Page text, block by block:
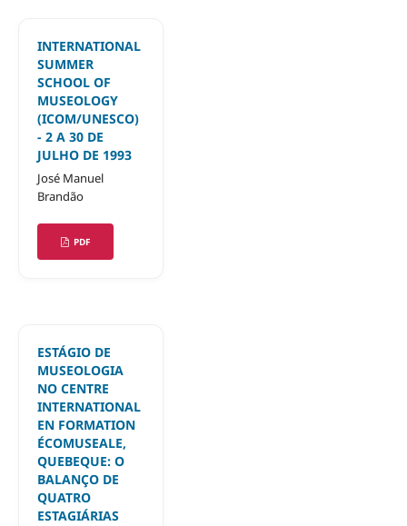
INTERNATIONAL
SUMMER
SCHOOL OF
MUSEOLOGY
(ICOM/UNESCO)
- 2 A 30 DE
JULHO DE 1993
José Manuel
Brandão
PDF
ESTÁGIO DE
MUSEOLOGIA
NO CENTRE
INTERNATIONAL
EN FORMATION
ÉCOMUSEALE,
QUEBEQUE: O
BALANÇO DE
QUATRO
ESTAGIÁRIAS